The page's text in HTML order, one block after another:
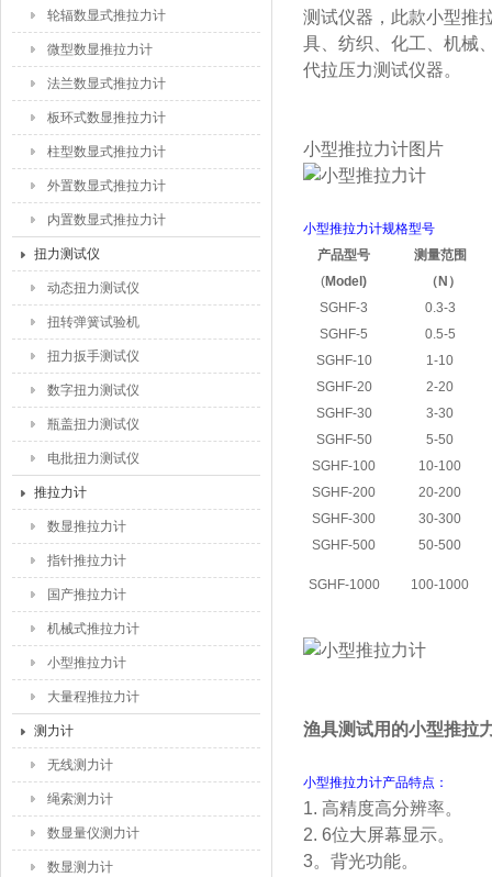
轮辐数显式推拉力计
微型数显推拉力计
法兰数显式推拉力计
板环式数显推拉力计
柱型数显式推拉力计
外置数显式推拉力计
内置数显式推拉力计
扭力测试仪
动态扭力测试仪
扭转弹簧试验机
扭力扳手测试仪
数字扭力测试仪
瓶盖扭力测试仪
电批扭力测试仪
推拉力计
数显推拉力计
指针推拉力计
国产推拉力计
机械式推拉力计
小型推拉力计
大量程推拉力计
测力计
无线测力计
绳索测力计
数显量仪测力计
数显测力计
测试仪器，此款小型推
具、纺织、化工、机械
代拉压力测试仪器。
小型推拉力计图片
小型推拉力计规格型号
产品型号
(Model)
测量范围
（ N ）
SGHF-3
0.3-3
SGHF-5
0.5-5
SGHF-10
1-10
SGHF-20
2-20
SGHF-30
3-30
SGHF-50
5-50
SGHF-100
10-100
SGHF-200
20-200
SGHF-300
30-300
SGHF-500
50-500
SGHF-1000 100-1000
渔具测试用的小型推拉
小型推拉力计产品特点：
1. 高精度高分辨率。
2. 6位大屏幕显示。
3。背光功能。